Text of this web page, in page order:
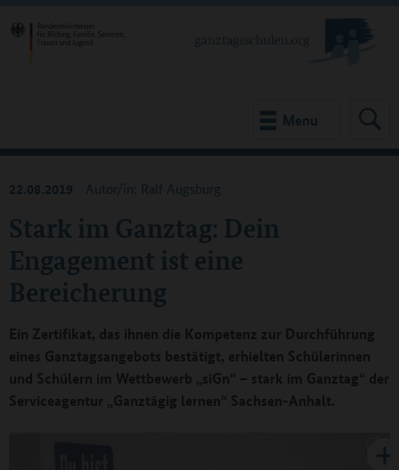
Menu
Stark im Ganztag: Dein
Engagement ist eine
Bereicherung
22.08.2019 Autor/in: Ralf Augsburg
Ein Zertifikat, das ihnen die Kompetenz zur Durchführung
eines Ganztagsangebots bestätigt, erhielten Schülerinnen
und Schülern im Wettbewerb „siGn“ – stark im Ganztag“ der
Serviceagentur „Ganztägig lernen“ Sachsen-Anhalt.